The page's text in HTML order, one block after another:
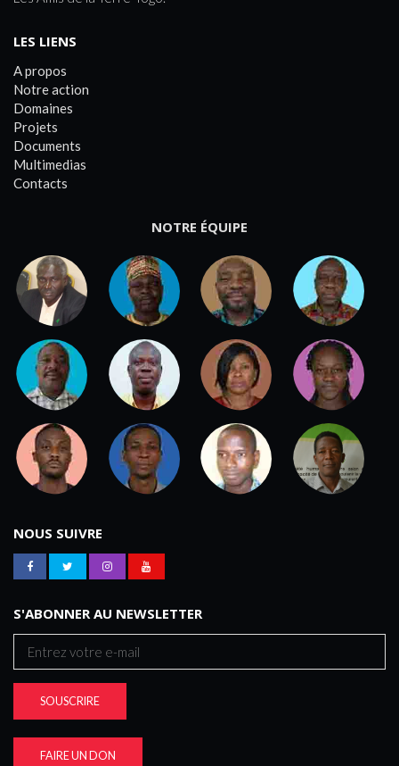
LES LIENS
A propos
Notre action
Domaines
Projets
Documents
Multimedias
Contacts
NOTRE ÉQUIPE
NOUS SUIVRE
S'ABONNER AU NEWSLETTER
SOUSCRIRE
FAIRE UN DON